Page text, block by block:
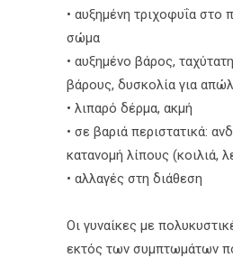
• αυξημένη τριχοφυΐα
σώμα
• αυξημένο βάρος,
βάρους, δυσκολία για
• λιπαρό δέρμα, ακμή
• σε βαριά περιστατικά:
κατανομή λίπους (κοιλιά,
• αλλαγές στη διάθεση
Οι γυναίκες με
εκτός των συμπτωμάτων